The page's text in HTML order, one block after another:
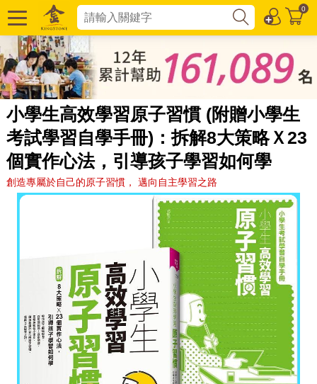
0
小學生高效學習原子習慣 (附贈小學生
考試學習自學手冊)：拆解8大策略Ｘ23
個實作心法，引導孩子學習如何學
創造專屬於自己的原子習慣， 邁向自主學習之路